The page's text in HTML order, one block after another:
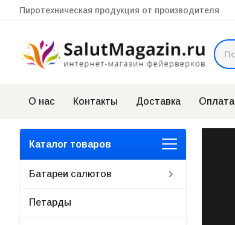
Пиротехническая продукция от производителя
О нас Контакты Доставка Оплата
Каталог товаров
Батареи салютов
Петарды